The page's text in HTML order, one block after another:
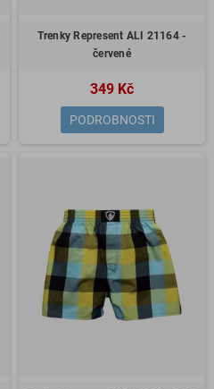
Trenky Represent ALI 21164 -
červené
349 Kč
PODROBNOSTI